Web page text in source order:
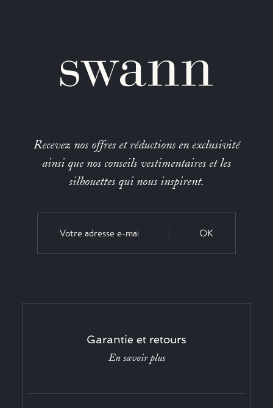
Recevez nos offres et réductions en exclusivité
ainsi que nos conseils vestimentaires et les
silhouettes qui nous inspirent.
OK
Garantie et retours
En savoir plus